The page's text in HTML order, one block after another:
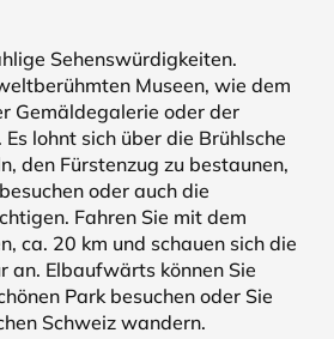
Sehenswürdigkeiten.
Museen, wie dem
Gemäldegalerie oder der
lohnt sich über die Brühlsche
den Fürstenzug zu bestaunen,
oder auch die
Fahren Sie mit dem
ca. 20 km und schauen sich die
an. Elbaufwärts können Sie
Park besuchen oder Sie
Schweiz wandern.